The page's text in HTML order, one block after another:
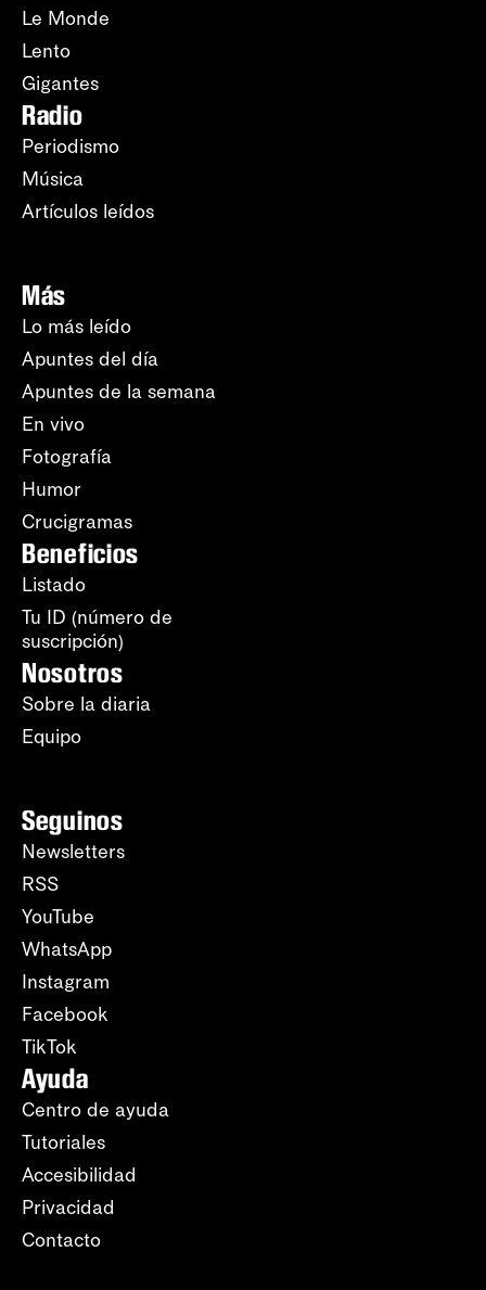
Le Monde
Lento
Gigantes
Radio
Periodismo
Música
Artículos leídos
Más
Lo más leído
Apuntes del día
Apuntes de la semana
En vivo
Fotografía
Humor
Crucigramas
Beneficios
Listado
Tu ID (número de
suscripción)
Nosotros
Sobre la diaria
Equipo
Seguinos
Newsletters
RSS
YouTube
WhatsApp
Instagram
Facebook
TikTok
Ayuda
Centro de ayuda
Tutoriales
Accesibilidad
Privacidad
Contacto